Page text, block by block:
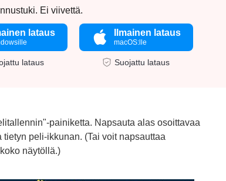
Ei viivettä.
lataus
lataus
Ilmainen lataus
macOS:lle
Suojattu lataus
painiketta. Napsauta alas osoittavaa
peli-ikkunan. (Tai voit napsauttaa
näytöllä.)